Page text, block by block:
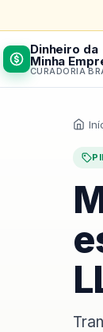
Dinheiro da
Minha
CURADORIA